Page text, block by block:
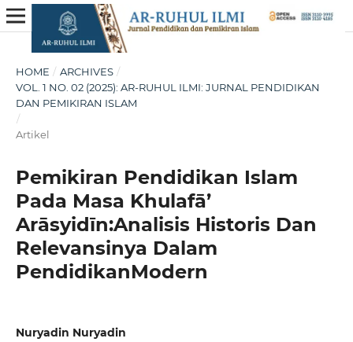
HOME / ARCHIVES /
VOL. 1 NO. 02 (2025): AR-RUHUL ILMI: JURNAL PENDIDIKAN
DAN PEMIKIRAN ISLAM
/
Artikel
Pemikiran Pendidikan Islam
Pada Masa Khulafā’
Arāsyidīn:Analisis Historis Dan
Relevansinya Dalam
PendidikanModern
Nuryadin Nuryadin